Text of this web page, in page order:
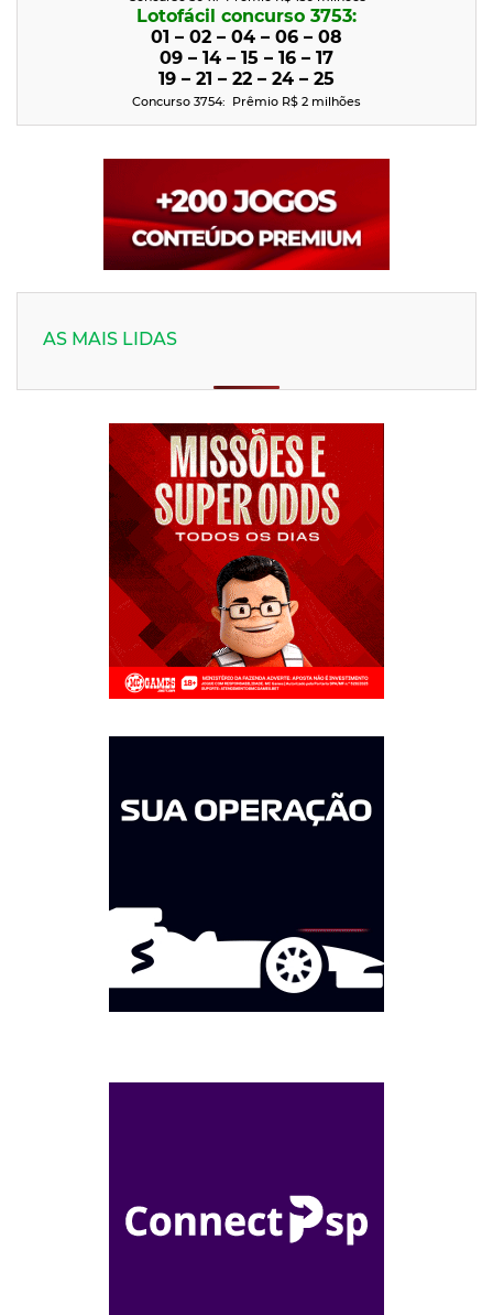
Lotofácil concurso 3753:
01 – 02 – 04 – 06 – 08
09 – 14 – 15 – 16 – 17
19 – 21 – 22 – 24 – 25
Concurso 3754: Prêmio R$ 2 milhões
AS MAIS LIDAS